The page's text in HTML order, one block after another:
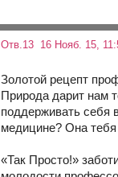
Отв.13 16 Нояб. 15,
Золотой рецепт
Природа дарит нам
поддерживать себя
медицине? Она тебя
«Так Просто!»